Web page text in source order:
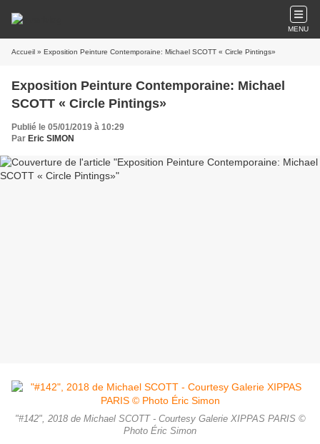
MENU
Accueil » Exposition Peinture Contemporaine: Michael SCOTT « Circle Pintings»
Exposition Peinture Contemporaine: Michael
SCOTT « Circle Pintings»
Publié le 05/01/2019 à 10:29
Par Eric SIMON
"#142", 2018 de Michael SCOTT - Courtesy Galerie XIPPAS PARIS ©
Photo Éric Simon